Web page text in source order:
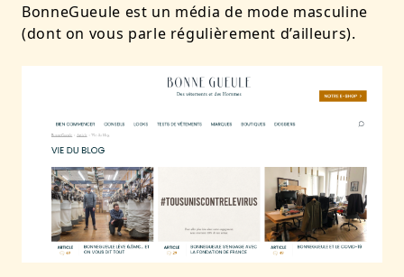
BonneGueule est un média de mode masculine
(dont on vous parle régulièrement d’ailleurs).